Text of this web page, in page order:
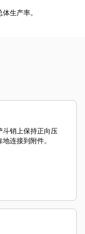
生产率。
斗销上保持正向压
连接到附件。